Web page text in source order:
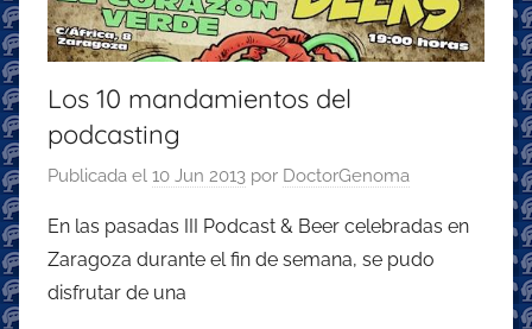
Los 10 mandamientos del
podcasting
Publicada el 10 Jun 2013 por DoctorGenoma
En las pasadas III Podcast & Beer celebradas en
Zaragoza durante el fin de semana, se pudo
disfrutar de una